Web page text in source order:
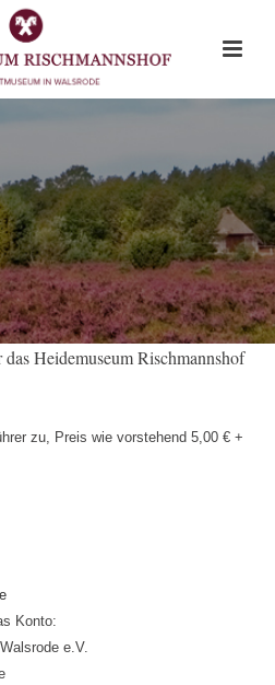
Heidemuseum Rischmannshof
zu, Preis wie vorstehend 5,00 € +
Konto:
e.V.